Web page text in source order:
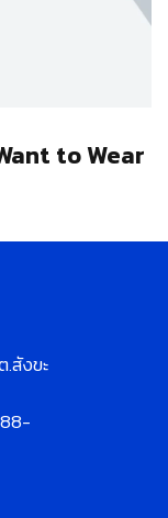
to Wear
สังขะ